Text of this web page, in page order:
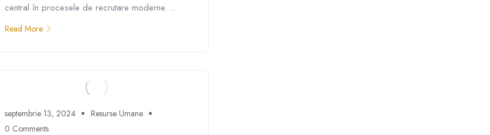
central în procesele de recrutare moderne. ...
Read More
septembrie 13, 2024
Resurse Umane
0 Comments